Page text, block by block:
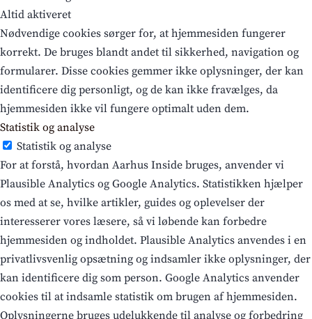
Altid aktiveret
Nødvendige cookies sørger for, at hjemmesiden fungerer
korrekt. De bruges blandt andet til sikkerhed, navigation og
formularer. Disse cookies gemmer ikke oplysninger, der kan
identificere dig personligt, og de kan ikke fravælges, da
hjemmesiden ikke vil fungere optimalt uden dem.
Statistik og analyse
Statistik og analyse
For at forstå, hvordan Aarhus Inside bruges, anvender vi
Plausible Analytics og Google Analytics. Statistikken hjælper
os med at se, hvilke artikler, guides og oplevelser der
interesserer vores læsere, så vi løbende kan forbedre
hjemmesiden og indholdet. Plausible Analytics anvendes i en
privatlivsvenlig opsætning og indsamler ikke oplysninger, der
kan identificere dig som person. Google Analytics anvender
cookies til at indsamle statistik om brugen af hjemmesiden.
Oplysningerne bruges udelukkende til analyse og forbedring